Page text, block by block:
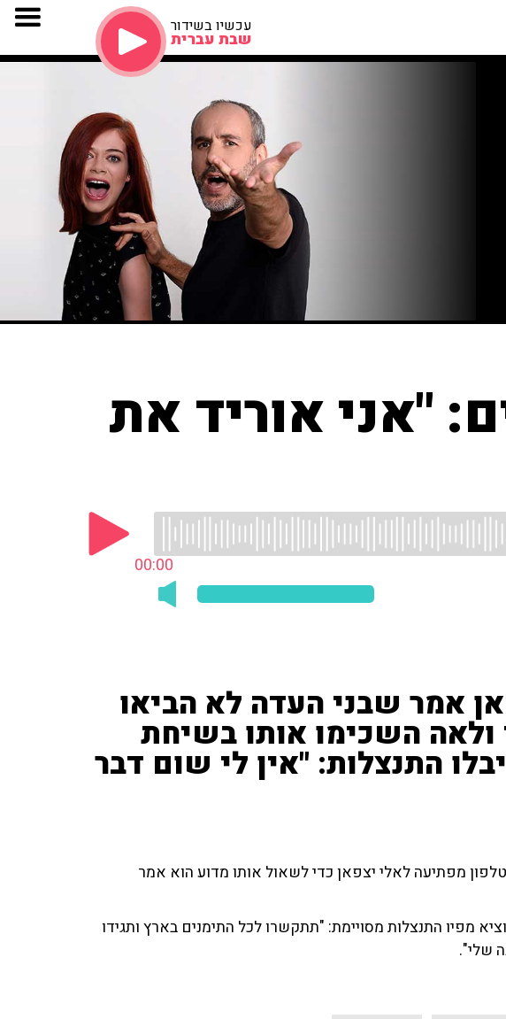
עכשיו בשידור
שבת עברית
"אני אוריד את
00:00
אמר שבני העדה לא הביאו
השכימו אותו בשיחת
התנצלות: "אין לי שום דבר
מפתיעה לאלי יצפאן כדי לשאול אותו מדוע הוא אמר
מפיו התנצלות מסויימת: "תתקשרו לכל התימנים בארץ ותגידו
שלי".